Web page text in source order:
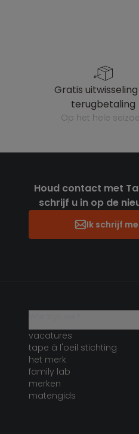
gratis uitwisseling en
terugbetaling
op het hele
Houd contact met
schrijf u in op de
Ik schrijf
vacatures
tape à l'oeil stichting
het merk
family lab
merken
matengids